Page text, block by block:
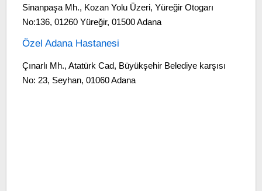
Sinanpaşa Mh., Kozan Yolu Üzeri, Yüreğir Otogarı
No:136, 01260 Yüreğir, 01500 Adana
Özel Adana Hastanesi
Çınarlı Mh., Atatürk Cad, Büyükşehir Belediye karşısı
No: 23, Seyhan, 01060 Adana